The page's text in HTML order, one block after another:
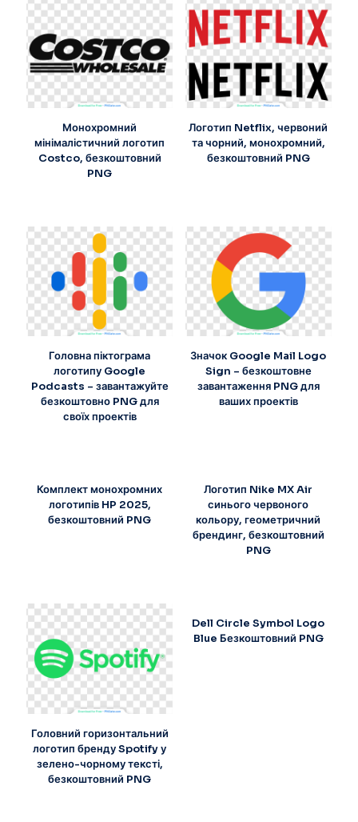
Монохромний
мінімалістичний логотип
Costco, безкоштовний
PNG
Логотип Netflix, червоний
та чорний, монохромний,
безкоштовний PNG
Головна піктограма
логотипу Google
Podcasts – завантажуйте
безкоштовно PNG для
своїх проектів
Значок Google Mail Logo
Sign – безкоштовне
завантаження PNG для
ваших проектів
Комплект монохромних
логотипів HP 2025,
безкоштовний PNG
Логотип Nike MX Air
синього червоного
кольору, геометричний
брендинг, безкоштовний
PNG
Головний горизонтальний
логотип бренду Spotify у
зелено-чорному тексті,
безкоштовний PNG
Dell Circle Symbol Logo
Blue Безкоштовний PNG